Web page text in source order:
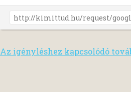
Az igényléshez kapcsolódó